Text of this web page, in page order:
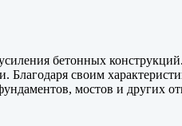
бетонных
Благодаря своим
мостов и других